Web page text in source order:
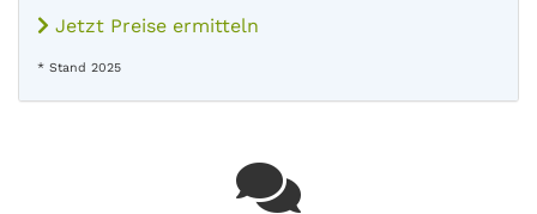
Jetzt Preise ermitteln
* Stand 2025